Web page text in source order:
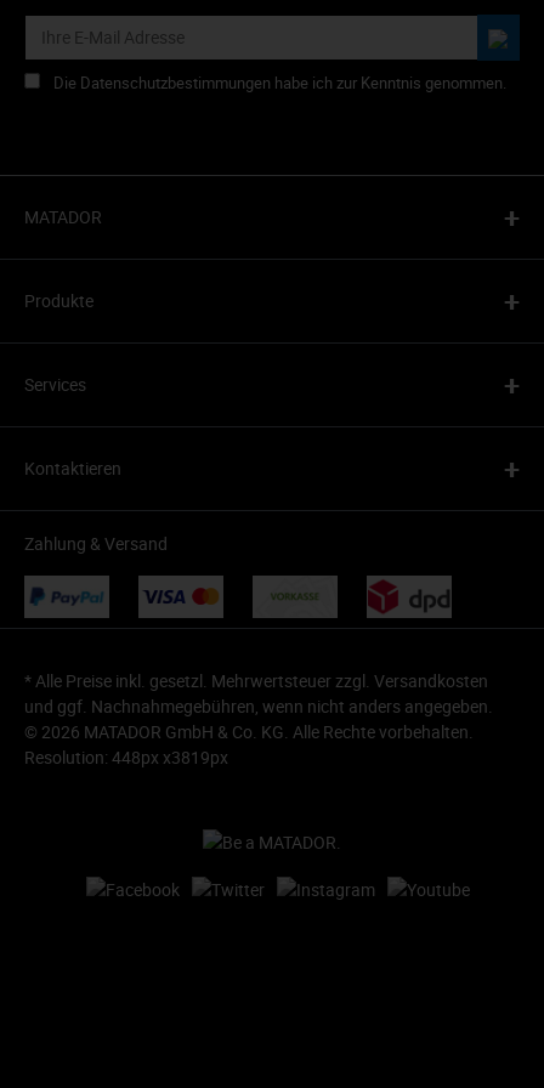
Die Datenschutzbestimmungen habe ich zur Kenntnis genommen.
MATADOR +
Produkte +
Services +
Kontaktieren +
Zahlung & Versand
* Alle Preise inkl. gesetzl. Mehrwertsteuer zzgl. Versandkosten
und ggf. Nachnahmegebühren, wenn nicht anders angegeben.
© 2026 MATADOR GmbH & Co. KG. Alle Rechte vorbehalten.
Resolution: 448px x3819px